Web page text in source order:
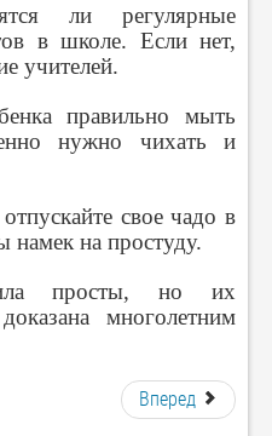
ли регулярные
в школе. Если нет,
учителей.
правильно мыть
нужно чихать и
свое чадо в
намек на простуду.
просты, но их
многолетним
Вперед